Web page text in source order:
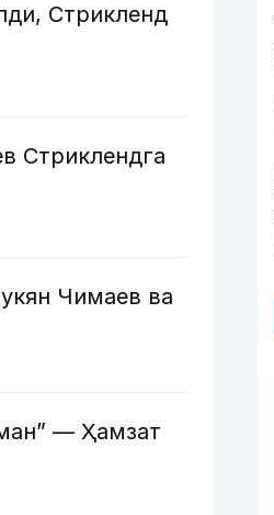
Стрикленд
Стриклендга
Чимаев ва
— Ҳамзат